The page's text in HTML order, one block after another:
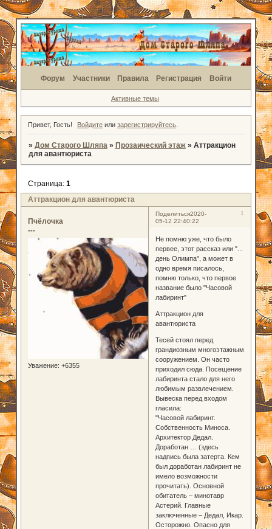
Форум Участники Правила Регистрация Войти
Активные темы
Привет, Гость! Войдите илизарегистрируйтесь
» Дом Старого Шляпа » Прозаический этаж » Аттракцион
для авантюриста
Аттракцион для авантюриста
Страница: 1
Поделиться 1
2020-
05-12 22:40:22
Пчёлочка
---
Уважение: +6355
Не помню уже, что было
первее, этот рассказ или "...
день Олимпа", а может в
одно время писалось,
помню только, что первое
название было "Часовой
лабиринт"
Аттракцион для
авантюриста
Тесей стоял перед
грандиозным многоэтажным
сооружением. Он часто
приходил сюда. Посещение
лабиринта стало для него
любимым развлечением.
Вывеска перед входом
гласила:
"Часовой лабиринт.
Собственность Миноса.
Архитектор Дедал.
Доработан … (здесь
надпись была затерта. Кем
был доработан лабиринт не
имело возможности
прочитать). Основной
обитатель – минотавр
Астерий. Главные
заключенные – Дедал, Икар.
Осторожно. Опасно для